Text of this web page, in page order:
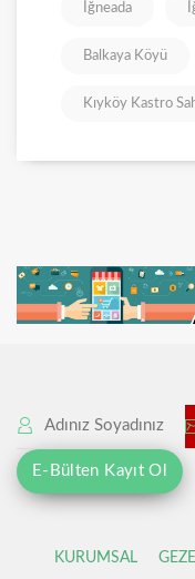
İğneada
Balkaya Köyü
Kıyköy Kastro
KURUMSAL